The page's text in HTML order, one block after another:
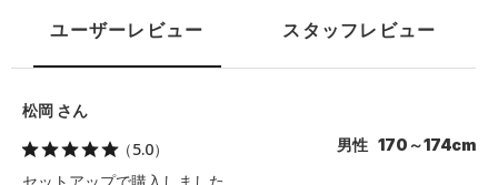
ユーザーレビュー スタッフレビュー
松岡 さん
（5.0）
男性 170～174cm
セットアップで購入しました。